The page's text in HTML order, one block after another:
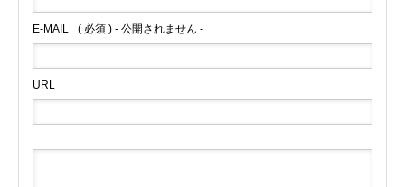
E-MAIL ( 必須 ) - 公開されません -
URL